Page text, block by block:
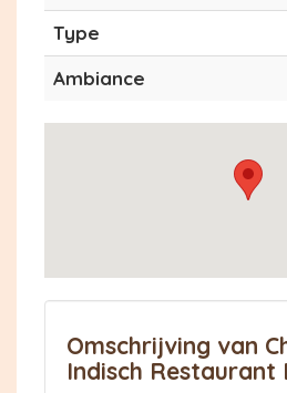
Type
Ambiance
Omschrijving van
Indisch Restaurant